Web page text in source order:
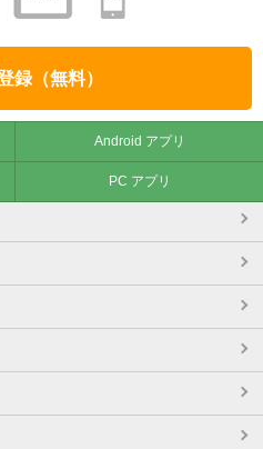
録（無料）
Android アプリ
PC アプリ